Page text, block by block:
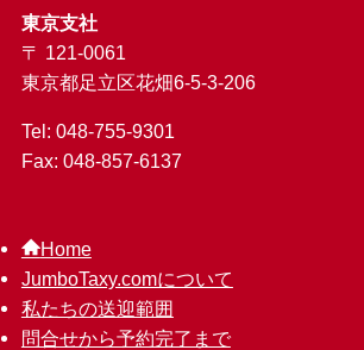
東京支社
〒 121-0061
東京都足立区花畑6-5-3-206
Tel: 048-755-9301
Fax: 048-857-6137
Home
JumboTaxy.comについて
私たちの送迎範囲
問合せから予約完了まで